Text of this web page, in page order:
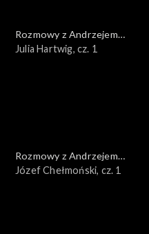
Rozmowy z Andrzejem
Doboszem
Julia Hartwig, cz. 1
Rozmowy z Andrzejem
Doboszem
Józef Chełmoński, cz. 1